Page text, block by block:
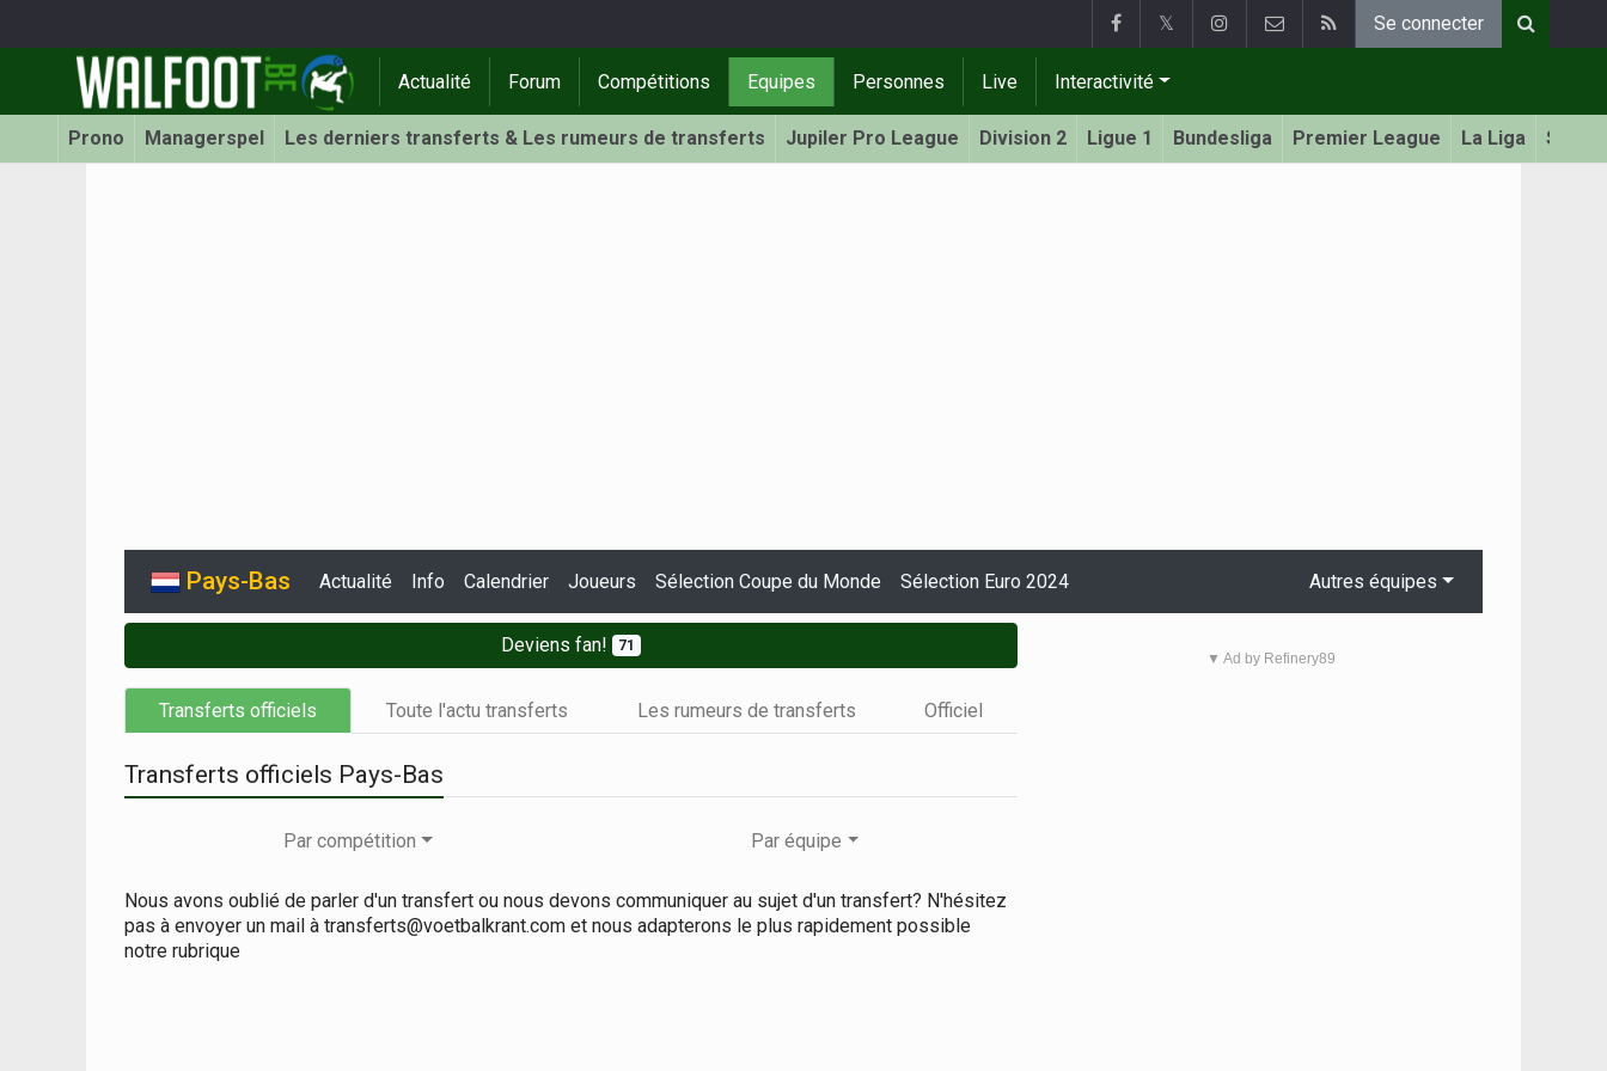
𝕏 Se connecter
Actualité Forum Compétitions Equipes Personnes Live Interactivité
Prono Managerspel Les derniers transferts & Les rumeurs de transferts Jupiler Pro League Division 2 Ligue 1 Bundesliga Premier League La Liga Serie
Pays-Bas Actualité Info Calendrier Joueurs Sélection Coupe du Monde Sélection Euro 2024 Autres équipes
Deviens fan! 71
Transferts officiels Toute l'actu transferts Les rumeurs de transferts Officiel
Transferts officiels Pays-Bas
Par compétition Par équipe
Nous avons oublié de parler d'un transfert ou nous devons communiquer au sujet d'un transfert? N'hésitez
pas à envoyer un mail à transferts@voetbalkrant.com et nous adapterons le plus rapidement possible
notre rubrique
▼ Ad by Refinery89